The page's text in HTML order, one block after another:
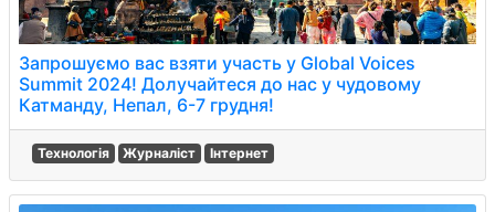
Запрошуємо вас взяти участь у Global Voices
Summit 2024! Долучайтеся до нас у чудовому
Катманду, Непал, 6-7 грудня!
Технологія Журналіст Інтернет